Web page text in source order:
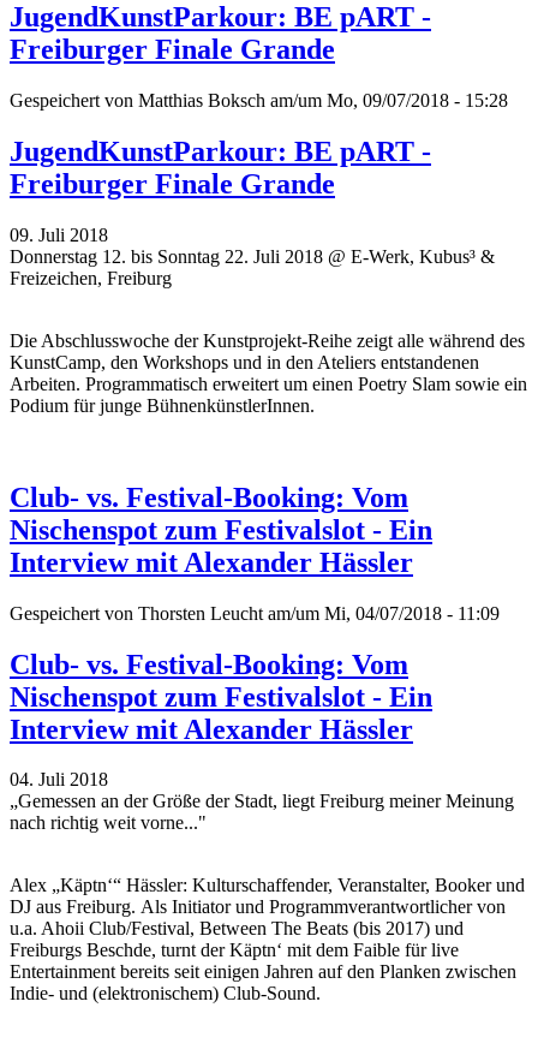
JugendKunstParkour: BE pART -
Freiburger Finale Grande
Gespeichert von Matthias Boksch am/um Mo, 09/07/2018 - 15:28
JugendKunstParkour: BE pART -
Freiburger Finale Grande
09. Juli 2018
Donnerstag 12. bis Sonntag 22. Juli 2018 @ E-Werk, Kubus³ &
Freizeichen, Freiburg
Die Abschlusswoche der Kunstprojekt-Reihe zeigt alle während des
KunstCamp, den Workshops und in den Ateliers entstandenen
Arbeiten. Programmatisch erweitert um einen Poetry Slam sowie ein
Podium für junge BühnenkünstlerInnen.
Club- vs. Festival-Booking: Vom
Nischenspot zum Festivalslot - Ein
Interview mit Alexander Hässler
Gespeichert von Thorsten Leucht am/um Mi, 04/07/2018 - 11:09
Club- vs. Festival-Booking: Vom
Nischenspot zum Festivalslot - Ein
Interview mit Alexander Hässler
04. Juli 2018
„Gemessen an der Größe der Stadt, liegt Freiburg meiner Meinung
nach richtig weit vorne..."
Alex „Käptn‘“ Hässler: Kulturschaffender, Veranstalter, Booker und
DJ aus Freiburg. Als Initiator und Programmverantwortlicher von
u.a. Ahoii Club/Festival, Between The Beats (bis 2017) und
Freiburgs Beschde, turnt der Käptn‘ mit dem Faible für live
Entertainment bereits seit einigen Jahren auf den Planken zwischen
Indie- und (elektronischem) Club-Sound.